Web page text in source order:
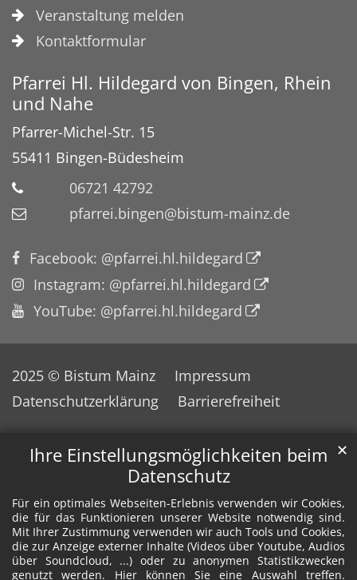
Ihre Einstellungsmöglichkeiten beim
Datenschutz
Für ein optimales Webseiten-Erlebnis verwenden wir Cookies,
die für das Funktionieren unserer Website notwendig sind.
Mit Ihrer Zustimmung verwenden wir auch Tools und Cookies,
die zur Anzeige externer Inhalte (Videos über Youtube, Audios
über Soundcloud, ...) oder zu anonymen Statistikzwecken
genutzt werden. Hier können Sie eine Auswahl treffen.
✕
Veranstaltung melden
Kontaktformular
Pfarrei Hl. Hildegard von Bingen, Rhein
und Nahe
Pfarrer-Michel-Str. 15
55411 Bingen-Büdesheim
06721 42792
pfarrei.bingen@bistum-mainz.de
Facebook: @pfarrei.hl.hildegard
Instagram: @pfarrei.hl.hildegard
YouTube: @pfarrei.hl.hildegard
2025 © Bistum Mainz
Impressum
Datenschutzerklärung
Barrierefreiheit